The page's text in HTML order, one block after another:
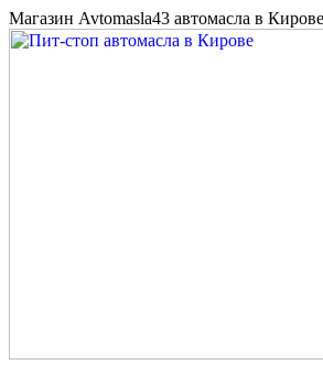
Магазин Avtomasla43 автомасла в Кирове